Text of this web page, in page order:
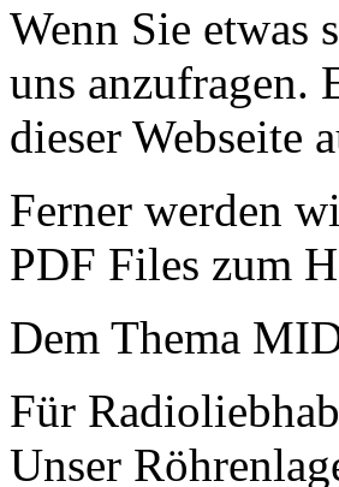
Wenn Sie etwas
uns anzufragen.
dieser Webseite
Ferner werden
PDF Files zum
Dem Thema
Für
Unser